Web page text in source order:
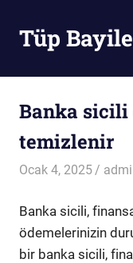
contentTüp
Banka sicili
temizlenir
Ocak 4, 2025
Banka sicili,
ödemelerinizin
bir banka sicili,